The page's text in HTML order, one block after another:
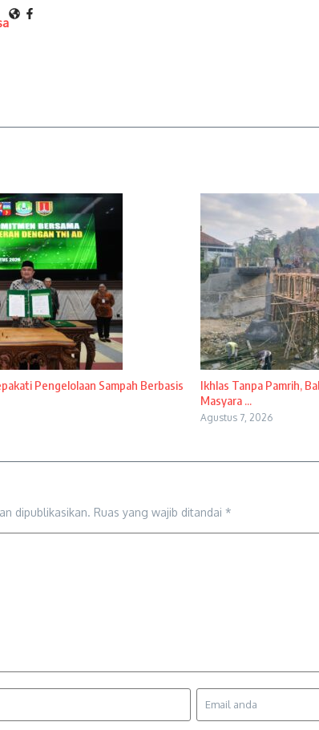
Pengelolaan Sampah Berbasis
Ikhlas Tanpa Pamrih,
Masyara ...
Agustus 7, 2026
dipublikasikan. Ruas yang wajib ditandai *